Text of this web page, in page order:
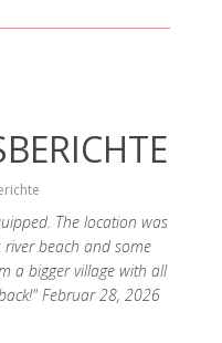
The location was
beach and some
a bigger village with all
Februar 28, 2026